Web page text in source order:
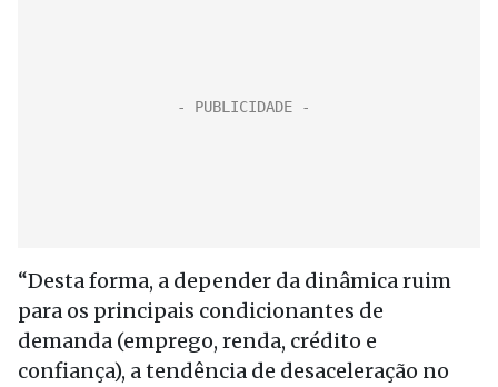
“Desta forma, a depender da dinâmica ruim
para os principais condicionantes de
demanda (emprego, renda, crédito e
confiança), a tendência de desaceleração no